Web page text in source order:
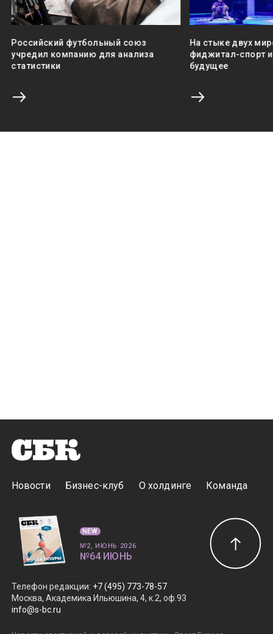
Российский футбольный союз
учредил компанию для анализа
статистики
На стыке двух
фиджитал-спорт
будущее
Новости Бизнес-клуб О холдинге Команда
Телефон редакции: +7 (495) 773-78-57
Москва, Академика Ильюшина, 4, к.2, оф.93
info@s-bc.ru
NEW
№2, ИЮНЬ 2026
№64 ИЮНЬ